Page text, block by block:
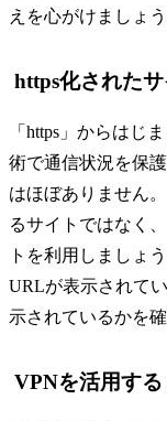
えを心がけましょう
https化された
「https」からはじ
術で通信状況を保
はほぼありません
るサイトではなく
トを利用しましょ
URLが表示されて
示されているかを確
VPNを活用する